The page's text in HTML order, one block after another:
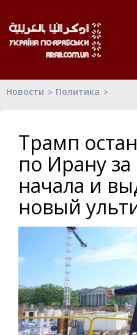
Новости Политика
Трамп
по Ирану за
начала и
новый